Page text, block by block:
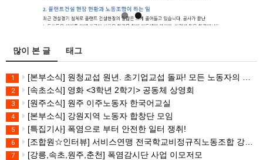
많이 본 글 태그
1 [본부소식] 원청교섭 원년. 초기업교섭 돌파! 모든 노동자의 노동기본권 쟁취! 민주노총 7.15 총파업대회
2 [속초소식] 영화 <3학년 2학기> 공동체 상영회
3 [원주소식] 원주 이주노동자 한국어교실
4 [본부소식] 강원지역 노동자 합창단 모임
5 [특집기사] 폭염으로 부터 안전한 일터 쟁취!
6 [조합원☆인터뷰] 서비스연맹 전국학교비정규직노동조합 강원지부 김유미 춘천지회장
7 [강릉,속초,원주,춘천] 폭염감시단 사업 이모저모